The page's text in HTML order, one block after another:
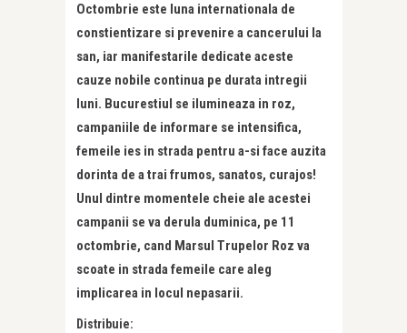
Octombrie este luna internationala de
constientizare si prevenire a cancerului la
san, iar manifestarile dedicate aceste
cauze nobile continua pe durata intregii
luni. Bucurestiul se ilumineaza in roz,
campaniile de informare se intensifica,
femeile ies in strada pentru a-si face auzita
dorinta de a trai frumos, sanatos, curajos!
Unul dintre momentele cheie ale acestei
campanii se va derula duminica, pe 11
octombrie, cand Marsul Trupelor Roz va
scoate in strada femeile care aleg
implicarea in locul nepasarii.
Distribuie: